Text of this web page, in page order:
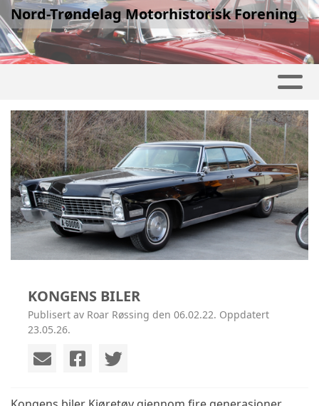
Nord-Trøndelag Motorhistorisk Forening
KONGENS BILER
Publisert av Roar Røssing den 06.02.22. Oppdatert
23.05.26.